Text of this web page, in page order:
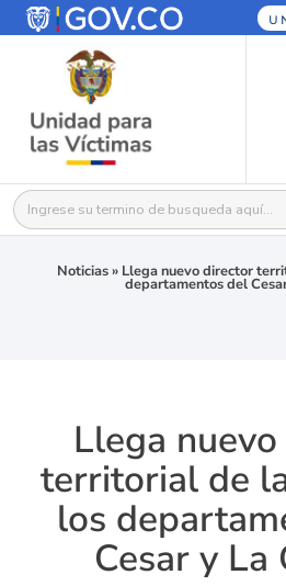
Buscar:
Noticias» Llega nuevo director
departamentos del
Llega
territorial de
los
Cesar y La